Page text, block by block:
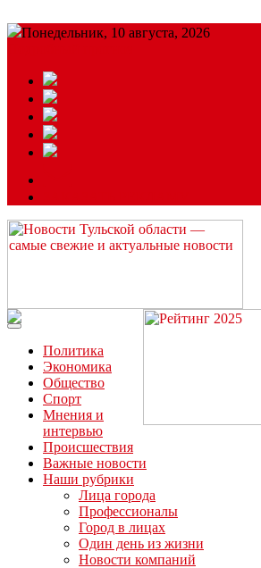
Понедельник, 10 августа, 2026
Читайте последние новости дня в
“ЗаНовомосковск”
Политика
Экономика
Общество
Спорт
Мнения и
интервью
Происшествия
Важные новости
Наши рубрики
Лица города
Профессионалы
Город в лицах
Один день из жизни
Новости компаний